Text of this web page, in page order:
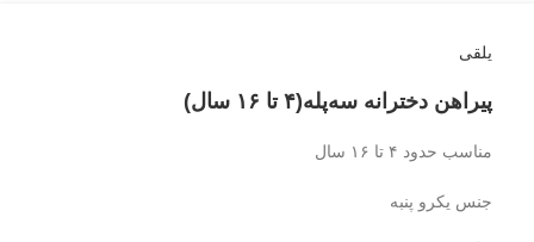
یلقی
پیراهن دخترانه سه‎‌پله(۴ تا ۱۶ سال)
مناسب حدود ۴ تا ۱۶ سال
جنس یکرو پنبه